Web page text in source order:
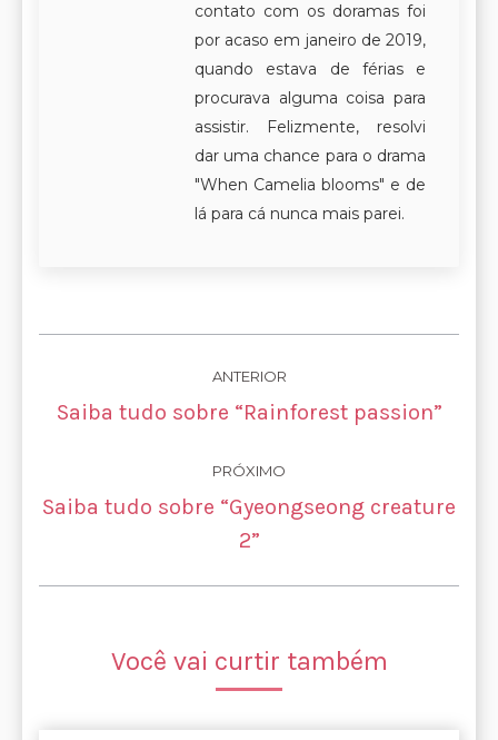
contato com os doramas foi
por acaso em janeiro de 2019,
quando estava de férias e
procurava alguma coisa para
assistir. Felizmente, resolvi
dar uma chance para o drama
"When Camelia blooms" e de
lá para cá nunca mais parei.
de
ANTERIOR
Post
Saiba tudo sobre “Rainforest passion”
PRÓXIMO
Próximo
post:
Saiba tudo sobre “Gyeongseong creature
2”
Você vai curtir também